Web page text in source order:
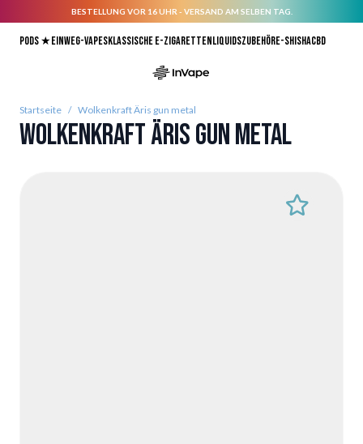
BESTELLUNG VOR 16 UHR - VERSAND AM SELBEN TAG.
Pods ★Einweg-VapesKlassische E-ZigarettenLiquidsZubehörE-ShishaCBD
Startseite / Wolkenkraft Äris gun metal
Wolkenkraft Äris gun metal